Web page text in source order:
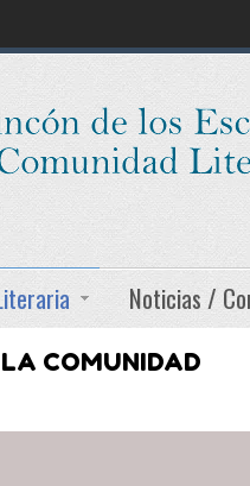
Noticias /
COMUNIDAD